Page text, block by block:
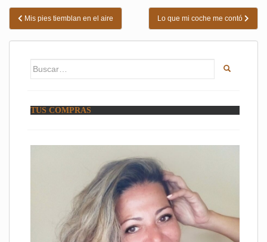
Navegación
de
entradas
Mis pies tiemblan en el aire Lo que mi coche me contó
Buscar:
TUS COMPRAS